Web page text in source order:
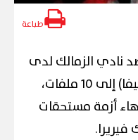
طباعة
نادي الزمالك لدى
الاتحاد الدولي لكرة القدم (فيفا) إلى 10 ملفات،
أزمة مستحقات
فيريرا.